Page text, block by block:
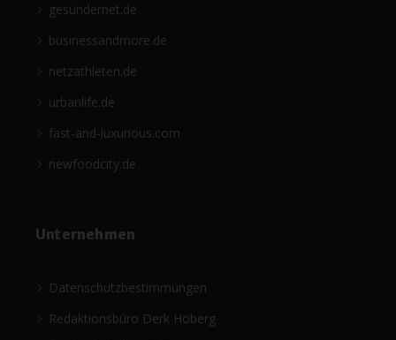
gesündernet.de
businessandmore.de
netzathleten.de
urbanlife.de
fast-and-luxurious.com
newfoodcity.de
Unternehmen
Datenschutzbestimmungen
Redaktionsbüro Derk Hoberg